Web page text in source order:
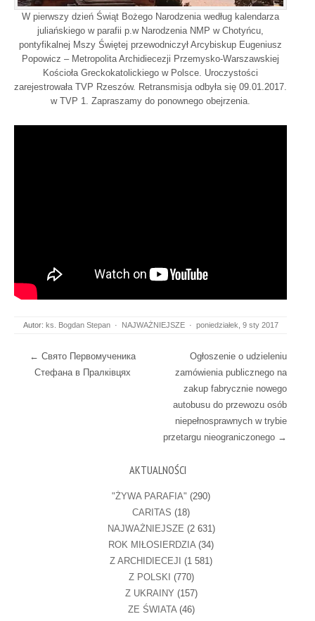
W pierwszy dzień Świąt Bożego Narodzenia według kalendarza
juliańskiego w parafii p.w Narodzenia NMP w Chotyńcu,
pontyfikalnej Mszy Świętej przewodniczył Arcybiskup Eugeniusz
Popowicz – Metropolita Archidiecezji Przemysko-Warszawskiej
Kościoła Greckokatolickiego w Polsce. Uroczystości
zarejestrowała TVP Rzeszów. Retransmisja odbyła się 09.01.2017.
w TVP 1. Zapraszamy do ponownego obejrzenia.
Autor: ks. Bogdan Stepan · NAJWAŻNIEJSZE · poniedziałek, 9 sty 2017
Post navigation
← Свято Первомученика
Стефана в Пралківцях
Ogłoszenie o udzieleniu
zamówienia publicznego na
zakup fabrycznie nowego
autobusu do przewozu osób
niepełnosprawnych w trybie
przetargu nieograniczonego →
AKTUALNOŚCI
"ŻYWA PARAFIA" (290)
CARITAS (18)
NAJWAŻNIEJSZE (2 631)
ROK MIŁOSIERDZIA (34)
Z ARCHIDIECEJI (1 581)
Z POLSKI (770)
Z UKRAINY (157)
ZE ŚWIATA(46)